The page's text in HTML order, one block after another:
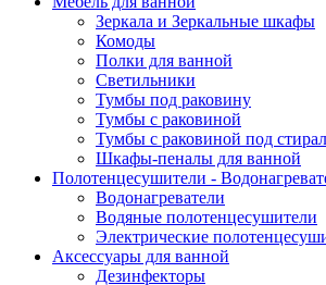
Зеркала и Зеркальные шкафы
Комоды
Полки для ванной
Светильники
Тумбы под раковину
Тумбы с раковиной
Тумбы с раковиной под
Шкафы-пеналы для ванной
Полотенцесушители -
Водонагреватели
Водяные полотенцесушители
Электрические
Аксессуары для ванной
Дезинфекторы